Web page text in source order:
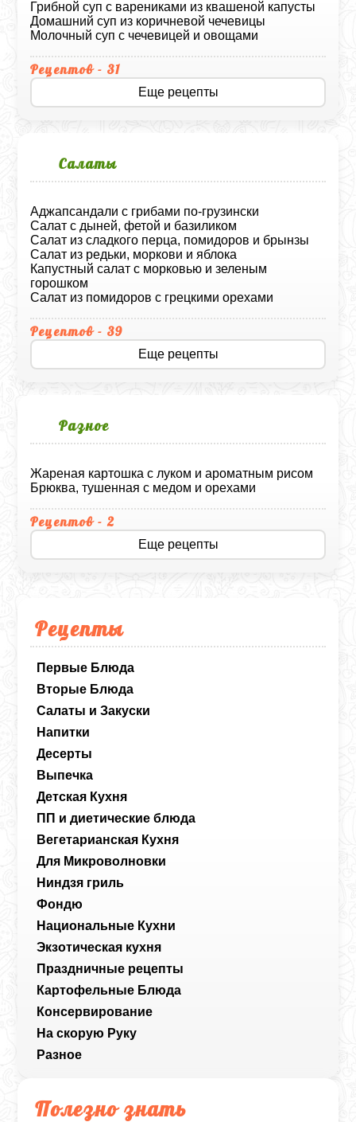
Рецепты
Первые Блюда
Вторые Блюда
Салаты и Закуски
Напитки
Десерты
Выпечка
Детская Кухня
ПП и диетические блюда
Вегетарианская Кухня
Для Микроволновки
Ниндзя гриль
Фондю
Национальные Кухни
Экзотическая кухня
Праздничные рецепты
Картофельные Блюда
Консервирование
На скорую Руку
Разное
Полезно знать
Грибной суп с варениками из квашеной капусты
Домашний суп из коричневой чечевицы
Молочный суп с чечевицей и овощами
Рецептов - 31
Еще рецепты
Салаты
Аджапсандали с грибами по-грузински
Салат с дыней, фетой и базиликом
Салат из сладкого перца, помидоров и брынзы
Салат из редьки, моркови и яблока
Капустный салат с морковью и зеленым
горошком
Салат из помидоров с грецкими орехами
Рецептов - 39
Еще рецепты
Разное
Жареная картошка с луком и ароматным рисом
Брюква, тушенная с медом и орехами
Рецептов - 2
Еще рецепты